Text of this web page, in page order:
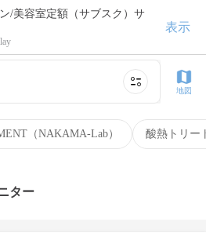
/美容室定額（サブスク）サ
表示
（NAKAMA-Lab） 酸熱トリー
地図
ター